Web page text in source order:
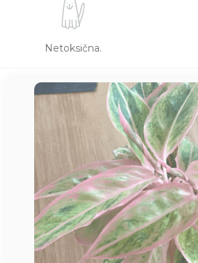
Netoksična.